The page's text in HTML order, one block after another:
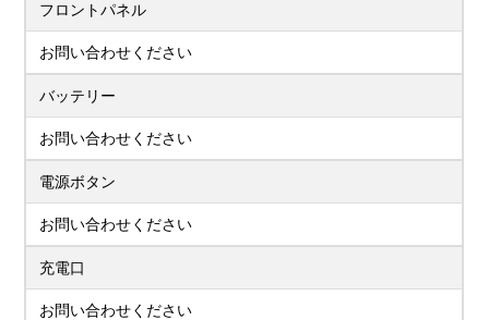
フロントパネル
お問い合わせください
バッテリー
お問い合わせください
電源ボタン
お問い合わせください
充電口
お問い合わせください